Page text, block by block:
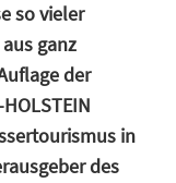
so vieler
ganz
der
HOLSTEIN
in
des